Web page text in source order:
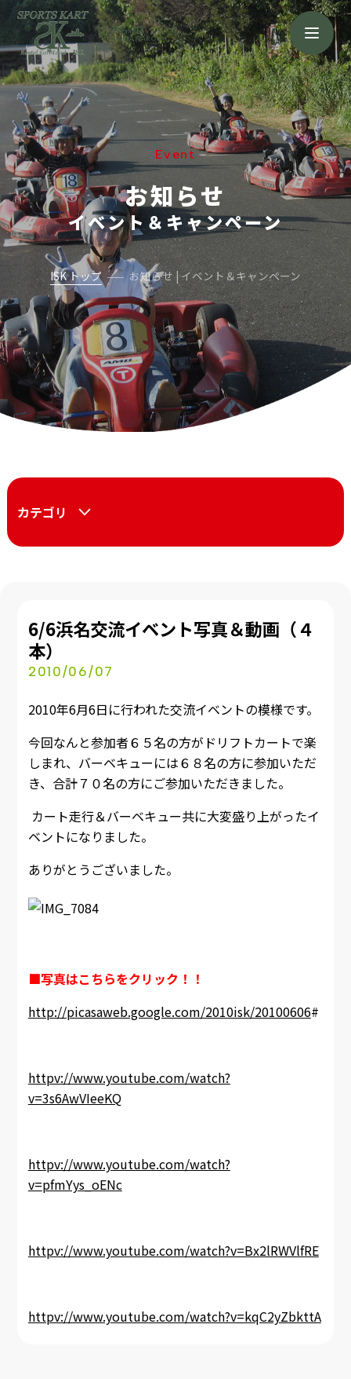
浜名湖店
HAMANAKO
Event
お知らせ
イベント＆キャンペーン
ISK トップ お知らせ | イベント＆キャンペーン
カテゴリ
6/6浜名交流イベント写真＆動画（４
本）
2010/06/07
2010年6月6日に行われた交流イベントの模様です。
今回なんと参加者６５名の方がドリフトカートで楽
しまれ、 バーベキューには６８名の方に参加いただ
き、合計７０名の方にご参加いただきました。
カート走行＆バーベキュー共に大変盛り上がったイ
ベントになりました。
ありがとうございました。
■写真はこちらをクリック！！
http://picasaweb.google.com/2010isk/20100606#
httpv://www.youtube.com/watch?
v=3s6AwVIeeKQ
httpv://www.youtube.com/watch?
v=pfmYys_oENc
httpv://www.youtube.com/watch?v=Bx2lRWVlfRE
httpv://www.youtube.com/watch?v=kqC2yZbkttA